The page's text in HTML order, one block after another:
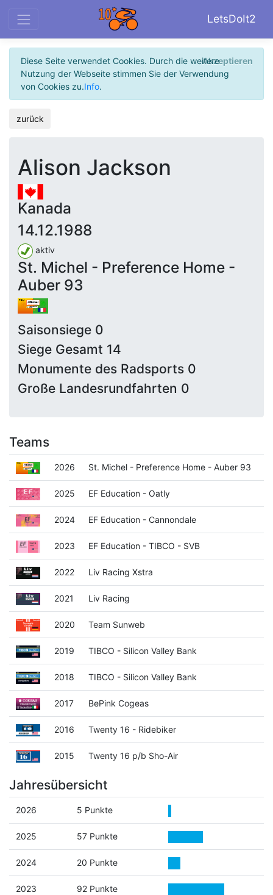
LetsDoIt2
Diese Seite verwendet Cookies. Durch die weitere
Nutzung der Webseite stimmen Sie der Verwendung
von Cookies zu.Info.
Akzeptieren
zurück
Alison Jackson
Kanada
14.12.1988
aktiv
St. Michel - Preference Home -
Auber 93
Saisonsiege 0
Siege Gesamt 14
Monumente des Radsports 0
Große Landesrundfahrten 0
Teams
2026 St. Michel - Preference Home - Auber 93
2025 EF Education - Oatly
2024 EF Education - Cannondale
2023 EF Education - TIBCO - SVB
2022 Liv Racing Xstra
2021 Liv Racing
2020 Team Sunweb
2019 TIBCO - Silicon Valley Bank
2018 TIBCO - Silicon Valley Bank
2017 BePink Cogeas
2016 Twenty 16 - Ridebiker
2015 Twenty 16 p/b Sho-Air
Jahresübersicht
2026 5 Punkte
2025 57 Punkte
2024 20 Punkte
2023 92 Punkte